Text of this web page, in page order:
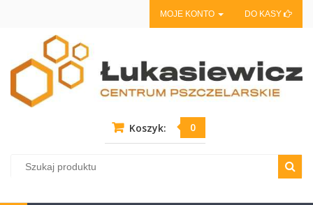
MOJE KONTO DO KASY
Koszyk: 0